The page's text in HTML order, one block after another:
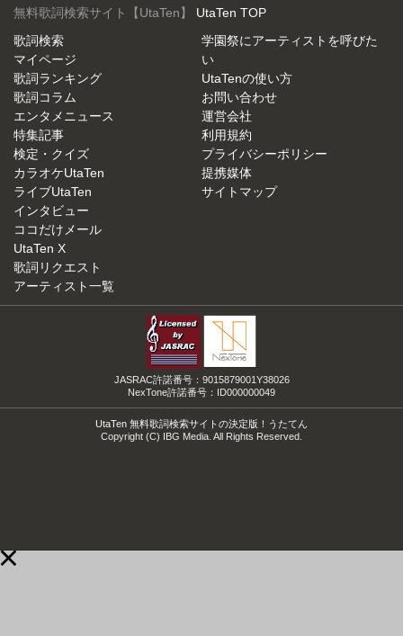
無料歌詞検索サイト【UtaTen】 UtaTen TOP
歌詞検索
マイページ
歌詞ランキング
歌詞コラム
エンタメニュース
特集記事
検定・クイズ
カラオケUtaTen
ライブUtaTen
インタビュー
ココだけメール
UtaTen X
歌詞リクエスト
アーティスト一覧
学園祭にアーティストを呼びた
い
UtaTenの使い方
お問い合わせ
運営会社
利用規約
プライバシーポリシー
提携媒体
サイトマップ
JASRAC許諾番号：9015879001Y38026
NexTone許諾番号：ID000000049
UtaTen 無料歌詞検索サイトの決定版！うたてん
Copyright (C) IBG Media. All Rights Reserved.